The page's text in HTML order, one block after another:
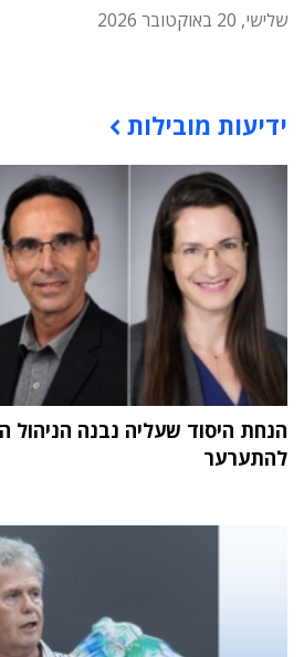
שלישי, 20 באוקטובר 2026
ידיעות מובילות
הנחת היסוד שעליה נבנה הניהול
להתערער